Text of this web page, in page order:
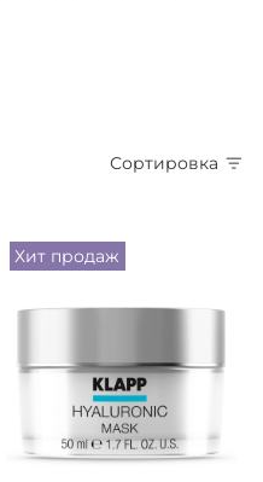
Сортировка
Хит продаж